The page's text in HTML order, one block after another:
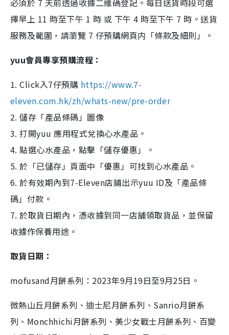
必須於 7 天前透過收據二維碼登記。每日送貨時段可選
擇早上 11 時至下午 1 時 或 下午 4 時至下午 7 時。送貨
服務及範圍，請瀏覽 7 仔預購網頁内「條款及細則」。
yuu會員專享預購流程：
1. Click入7仔預購 https://www.7-
eleven.com.hk/zh/whats-new/pre-order
2. 儲存「產品條碼」圖像
3. 打開yuu 應用程式兌換心水產品。
4. 點選心水產品，點擊「儲存優惠」。
5. 於「已儲存」頁面中「優惠」可找到心水產品。
6. 於有效期內到7-Eleven店鋪出示yuu ID及「產品條
碼」付款。
7. 於取貨日期內，憑收據到同一店舖領取貨品，並保留
收據作保養用途。
取貨日期：
mofusand月餅系列：2023年9月19日至9月25日。
微熱山丘月餅系列、迪士尼月餅系列、Sanrio月餅系
列、Monchhichi月餅系列、美少女戰士月餅系列、百變